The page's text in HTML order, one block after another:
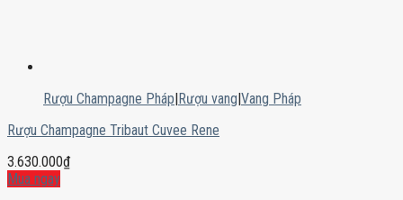
Rượu Champagne Pháp|Rượu vang|Vang Pháp
Rượu Champagne Tribaut Cuvee Rene
3.630.000₫
Mua ngay